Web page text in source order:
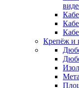
Крепёж и